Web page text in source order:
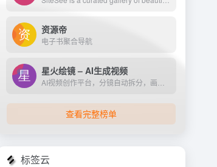
资源帝
电子书聚合导航
星火绘镜 – AI生成视频
查看完整榜单
标签云